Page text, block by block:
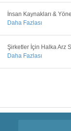
İnsan Kaynakları &
Daha Fazlası
Şirketler İçin Halka Arz
Daha Fazlası